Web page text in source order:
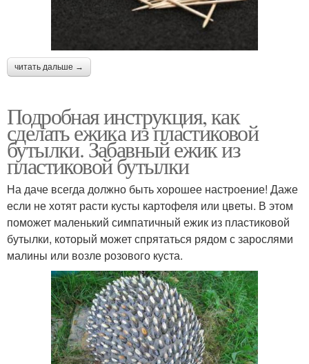
читать дальше →
Подробная инструкция, как
сделать ежика из пластиковой
бутылки. Забавный ежик из
пластиковой бутылки
На даче всегда должно быть хорошее настроение! Даже
если не хотят расти кусты картофеля или цветы. В этом
поможет маленький симпатичный ежик из пластиковой
бутылки, который может спрятаться рядом с зарослями
малины или возле розового куста.